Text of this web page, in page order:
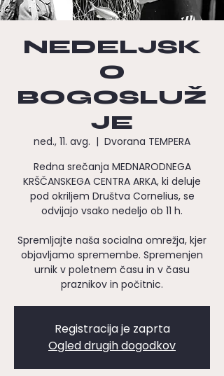
NEDELJSK
O
BOGOSLUŽ
JE
ned., 11. avg.
  |
Dvorana TEMPERA
Redna srečanja MEDNARODNEGA
KRŠČANSKEGA CENTRA ARKA, ki deluje
pod okriljem Društva Cornelius, se
odvijajo vsako nedeljo ob 11 h.
Spremljajte naša socialna omrežja, kjer
objavljamo spremembe. Spremenjen
urnik v poletnem času in v času
praznikov in počitnic.
Registracija je zaprta
Ogled drugih dogodkov